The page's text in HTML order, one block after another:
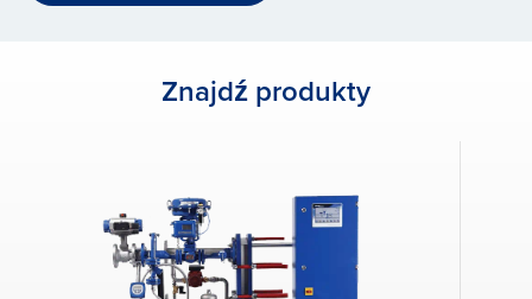
Znajdź produkty